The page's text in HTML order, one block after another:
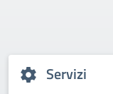
Servizi